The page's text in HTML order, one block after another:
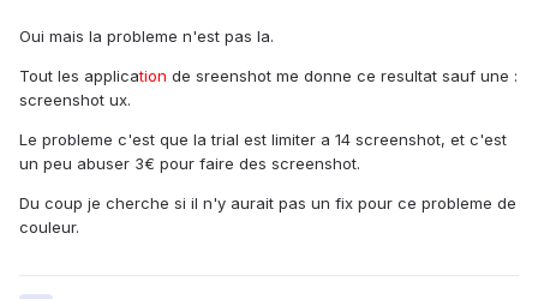
Oui mais la probleme n'est pas la.
Tout les application de sreenshot me donne ce resultat sauf une :
screenshot ux.
Le probleme c'est que la trial est limiter a 14 screenshot, et c'est
un peu abuser 3€ pour faire des screenshot.
Du coup je cherche si il n'y aurait pas un fix pour ce probleme de
couleur.